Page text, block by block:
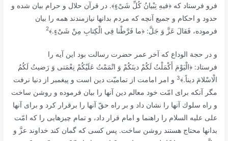
فرو فرستاد كه ﴿فيهِ تِبْيانُ كُلِّ شَىْ‌ءٍ﴾. در قرآن حلال و حرام بيان شده و
حدود و احكام و جميع آنچه كه مردم بدانها نيازمندند همه را بيان
فرموده، فَقالَ عَزَّ وَ جَلَّ: ﴿ما فَرَّطْنا فِى الْكِتابِ مِنْ شَىْ‌ءٍ.﴾2
و در حجة الوداع كه آخر عمر حضرت رسالت بود اين آيه را
فرستاد: ﴿الْيَوْمَ أَكْمَلْتُ لَكُمْ دينَكُمْ وَ اتْمَمْتُ عَلَيْكُمْ نِعْمَتى وَ رَضيتُ لَكُمُ
الْاسْلامَ ديناً.﴾3 و امر امامت از تماميّت دين است و پيغمبر از دنيا نرفت
مگر آنكه براى امّت خود معالم دين آنها را بيان فرموده و روشن ساخت
و راه سلوك آنها را نشان داد و بر راه حقّ آنها را برقرار كرد و براى آنها
على عليه السلام را راهنما و امام قرار داد، و تمام چيزهایى را كه امّت
بدانها محتاج هستند روشن ساخت. پس كسى كه گمان كند خداوند عزَّ و